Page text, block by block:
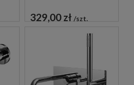
CHROM
329,00 zł szt.